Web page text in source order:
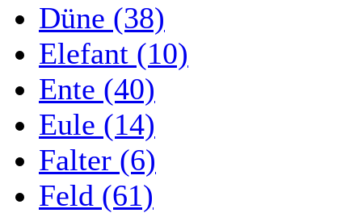
Düne (38)
Elefant (10)
Ente (40)
Eule (14)
Falter (6)
Feld (61)